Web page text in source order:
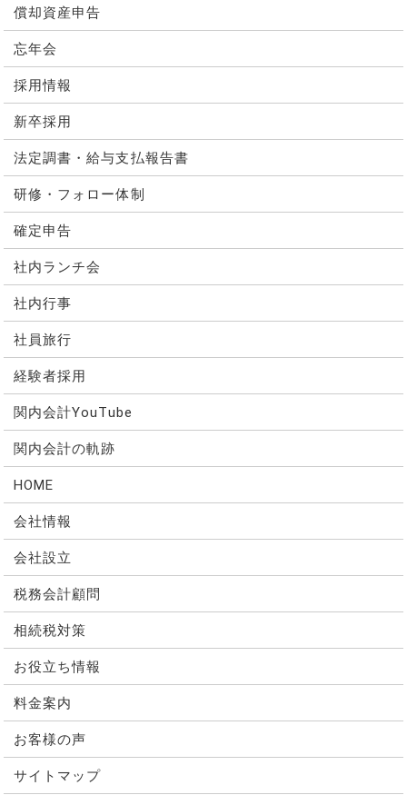
償却資産申告
忘年会
採用情報
新卒採用
法定調書・給与支払報告書
研修・フォロー体制
確定申告
社内ランチ会
社内行事
社員旅行
経験者採用
関内会計YouTube
関内会計の軌跡
HOME
会社情報
会社設立
税務会計顧問
相続税対策
お役立ち情報
料金案内
お客様の声
サイトマップ